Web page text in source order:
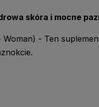
skóra i mocne
- Ten